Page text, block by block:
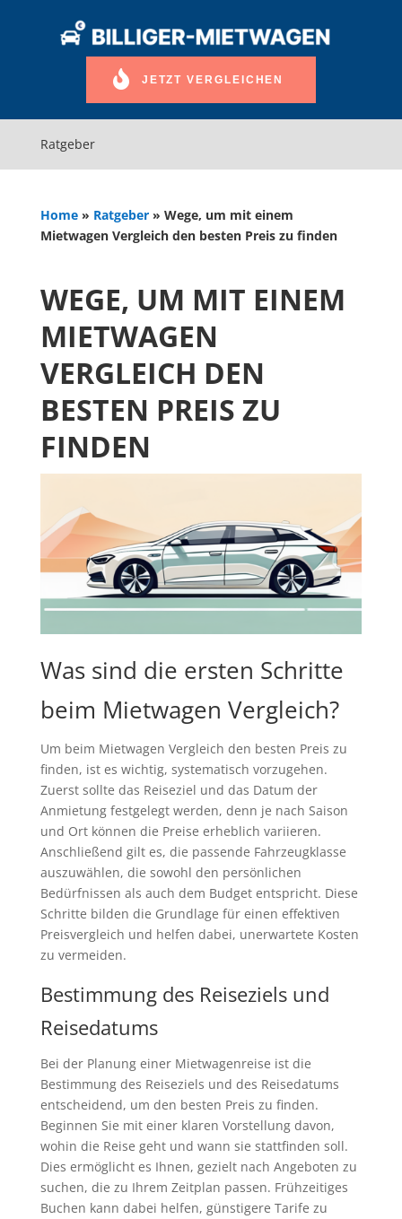
JETZT VERGLEICHEN
Ratgeber
Home» Ratgeber» Wege, um mit einem
Mietwagen Vergleich den besten Preis zu finden
WEGE, UM MIT EINEM
MIETWAGEN
VERGLEICH DEN
BESTEN PREIS ZU
FINDEN
Was sind die ersten Schritte
beim Mietwagen Vergleich?
Um beim Mietwagen Vergleich den besten Preis zu
finden, ist es wichtig, systematisch vorzugehen.
Zuerst sollte das Reiseziel und das Datum der
Anmietung festgelegt werden, denn je nach Saison
und Ort können die Preise erheblich variieren.
Anschließend gilt es, die passende Fahrzeugklasse
auszuwählen, die sowohl den persönlichen
Bedürfnissen als auch dem Budget entspricht. Diese
Schritte bilden die Grundlage für einen effektiven
Preisvergleich und helfen dabei, unerwartete Kosten
zu vermeiden.
Bestimmung des Reiseziels und
Reisedatums
Bei der Planung einer Mietwagenreise ist die
Bestimmung des Reiseziels und des Reisedatums
entscheidend, um den besten Preis zu finden.
Beginnen Sie mit einer klaren Vorstellung davon,
wohin die Reise geht und wann sie stattfinden soll.
Dies ermöglicht es Ihnen, gezielt nach Angeboten zu
suchen, die zu Ihrem Zeitplan passen. Frühzeitiges
Buchen kann dabei helfen, günstigere Tarife zu